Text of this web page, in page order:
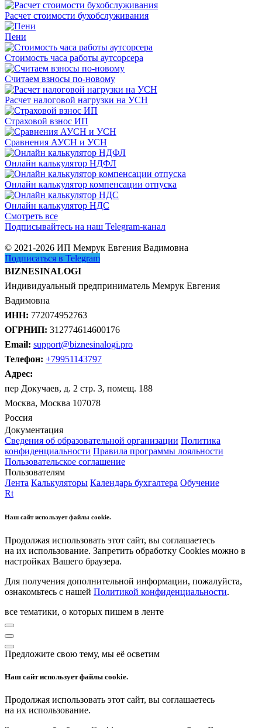
Расчет стоимости бухобслуживания
Пени
Стоимость часа работы аутсорсера
Считаем взносы по-новому
Расчет налоговой нагрузки на УСН
Страховой взнос ИП
Сравнения АУСН и УСН
Онлайн калькулятор НДФЛ
Онлайн калькулятор компенсации отпуска
Онлайн калькулятор НДС
Смотреть все
Подписывайтесь на наш Telegram-канал
© 2021-2026 ИП Мемрук Евгения Вадимовна
Подписаться в Telegram
BIZNESINALOGI
Индивидуальный предприниматель Мемрук Евгения
Вадимовна
ИНН: 772074952763
ОГРНИП: 312774614600176
Email: support@biznesinalogi.pro
Телефон: +79951143797
Адрес:
пер Докучаев, д. 2 стр. 3, помещ. 188
Москва, Москва 107078
Россия
Документация
Сведения об образовательной организации Политика
конфиденциальности Правила программы лояльности
Пользовательское соглашение
Пользователям
Лента Калькуляторы Календарь бухгалтера Обучение
Rt
Наш сайт использует файлы cookie.
Продолжая использовать этот сайт, вы соглашаетесь
на их использование. Запретить обработку Cookies можно в
настройках Вашего браузера.
Для получения дополнительной информации, пожалуйста,
ознакомьтесь с нашей Политикой конфиденциальности.
все тематики, о которых пишем в ленте
Предложите свою тему, мы её осветим
Наш сайт использует файлы cookie.
Продолжая использовать этот сайт, вы соглашаетесь
на их использование.